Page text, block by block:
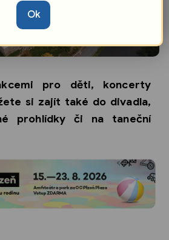
pro děti, koncerty
si zajít také do divadla,
prohlídky či na taneční
Ok